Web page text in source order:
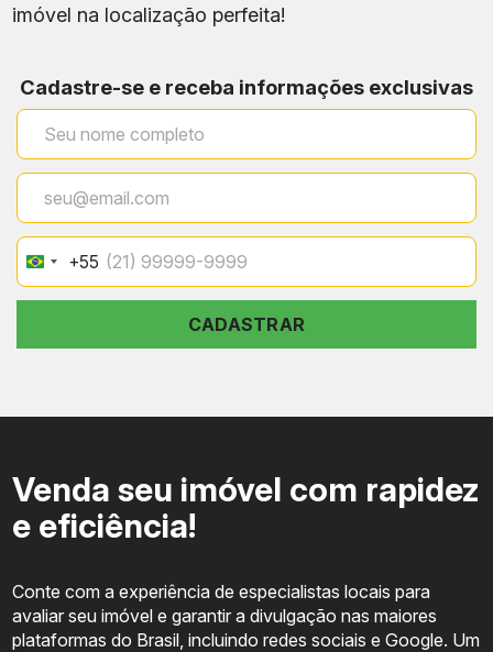
imóvel na localização perfeita!
Cadastre-se e receba informações exclusivas
Brazil
+55
+55
CADASTRAR
Venda seu imóvel com rapidez
e eficiência!
Conte com a experiência de especialistas locais para
avaliar seu imóvel e garantir a divulgação nas maiores
plataformas do Brasil, incluindo redes sociais e Google. Um